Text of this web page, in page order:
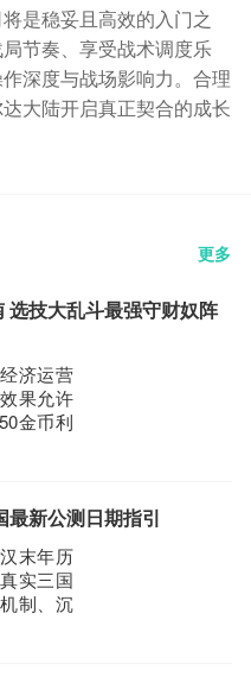
是稳妥且高效的入门之
节奏、享受战术调度乐
深度与战场影响力。合理
大陆开启真正契合的成长
更多
选技大乱斗最强守财奴阵
济运营
果允许
金币利
前持有
制构建
新公测日期指引
末年历
实三国
制、沉
系。当